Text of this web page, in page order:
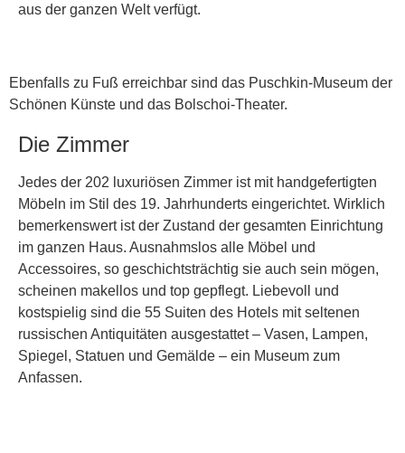
aus der ganzen Welt verfügt.
Ebenfalls zu Fuß erreichbar sind das Puschkin-Museum der
Schönen Künste und das Bolschoi-Theater.
Die Zimmer
Jedes der 202 luxuriösen Zimmer ist mit handgefertigten
Möbeln im Stil des 19. Jahrhunderts eingerichtet. Wirklich
bemerkenswert ist der Zustand der gesamten Einrichtung
im ganzen Haus. Ausnahmslos alle Möbel und
Accessoires, so geschichtsträchtig sie auch sein mögen,
scheinen makellos und top gepflegt. Liebevoll und
kostspielig sind die 55 Suiten des Hotels mit seltenen
russischen Antiquitäten ausgestattet – Vasen, Lampen,
Spiegel, Statuen und Gemälde – ein Museum zum
Anfassen.